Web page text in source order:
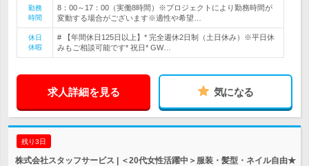
勤務
時間
8：00～17：00（実働8時間）※プロジェクトにより勤務時間が
変動する場合がございます※適性や希望…
休日
休暇
# 【年間休日125日以上】* 完全週休2日制（土日休み）※平日休
みもご相談可能です* 祝日* GW…
求人詳細を見る 気になる
残り3日
株式会社スタッフサービス | ＜20代女性活躍中＞服装・髪型・ネイル自由★